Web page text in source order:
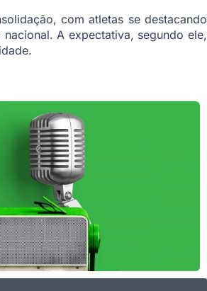
com atletas se destacando
A expectativa, segundo ele,